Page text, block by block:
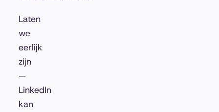
Laten
we
eerlijk
zijn
—
LinkedIn
kan